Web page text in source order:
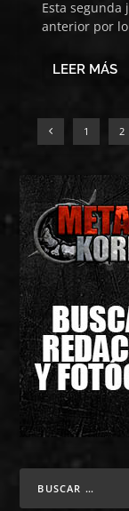
Esta segunda
anterior por
LEER MÁS
1 2